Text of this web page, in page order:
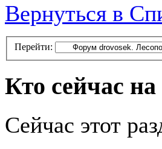
Вернуться в
Перейти:
Кто сейчас
Сейчас этот